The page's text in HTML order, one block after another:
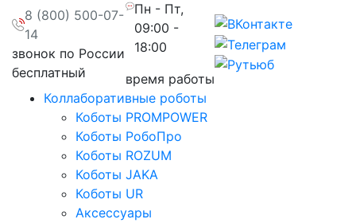
8 (800) 500-07-
14
звонок по России
бесплатный
Пн - Пт,
09:00 -
18:00
время работы
Коллаборативные роботы
Коботы PROMPOWER
Коботы РобоПро
Коботы ROZUM
Коботы JAKA
Коботы UR
Аксессуары